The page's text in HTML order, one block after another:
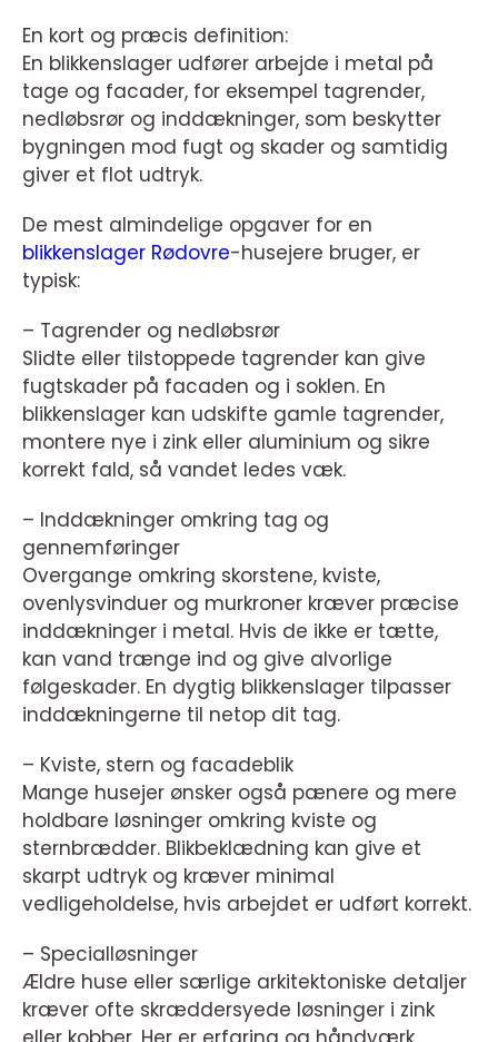
En kort og præcis definition:
En blikkenslager udfører arbejde i metal på
tage og facader, for eksempel tagrender,
nedløbsrør og inddækninger, som beskytter
bygningen mod fugt og skader og samtidig
giver et flot udtryk.
De mest almindelige opgaver for en
blikkenslager Rødovre-husejere bruger, er
typisk:
– Tagrender og nedløbsrør
Slidte eller tilstoppede tagrender kan give
fugtskader på facaden og i soklen. En
blikkenslager kan udskifte gamle tagrender,
montere nye i zink eller aluminium og sikre
korrekt fald, så vandet ledes væk.
– Inddækninger omkring tag og
gennemføringer
Overgange omkring skorstene, kviste,
ovenlysvinduer og murkroner kræver præcise
inddækninger i metal. Hvis de ikke er tætte,
kan vand trænge ind og give alvorlige
følgeskader. En dygtig blikkenslager tilpasser
inddækningerne til netop dit tag.
– Kviste, stern og facadeblik
Mange husejer ønsker også pænere og mere
holdbare løsninger omkring kviste og
sternbrædder. Blikbeklædning kan give et
skarpt udtryk og kræver minimal
vedligeholdelse, hvis arbejdet er udført korrekt.
– Specialløsninger
Ældre huse eller særlige arkitektoniske detaljer
kræver ofte skræddersyede løsninger i zink